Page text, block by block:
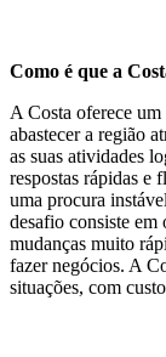
Como é que a
A Costa oferece
abastecer a região
as suas atividades
respostas rápidas e
uma procura
desafio consiste em
mudanças muito
fazer negócios. A
situações, com